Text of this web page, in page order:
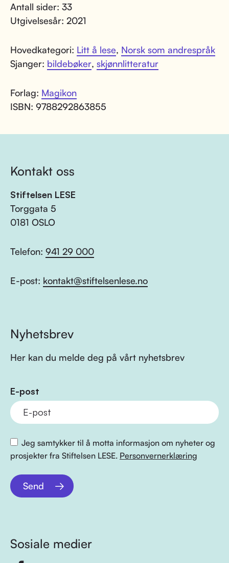
Antall sider: 33
Utgivelsesår: 2021
Hovedkategori: Litt å lese, Norsk som andrespråk
Sjanger: bildebøker, skjønnlitteratur
Forlag: Magikon
ISBN: 9788292863855
Kontakt oss
Stiftelsen LESE
Torggata 5
0181 OSLO
Telefon: 941 29 000
E-post: kontakt@stiftelsenlese.no
Nyhetsbrev
Her kan du melde deg på vårt nyhetsbrev
E-post
Jeg samtykker til å motta informasjon om nyheter og
prosjekter fra Stiftelsen LESE. Personvernerklæring
Send
Sosiale medier